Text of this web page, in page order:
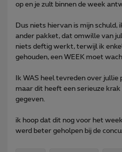
op en je zult binnen de week
Dus niets hiervan is mijn
ander pakket, dat omwille van
niets deftig werkt, terwijl ik
gehouden, een WEEK moet
Ik WAS heel tevreden over jullie
maar dit heeft een serieuze
gegeven.
ik hoop dat dit nog voor het
werd beter geholpen bij de